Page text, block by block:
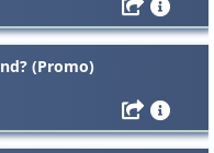
(Promo)